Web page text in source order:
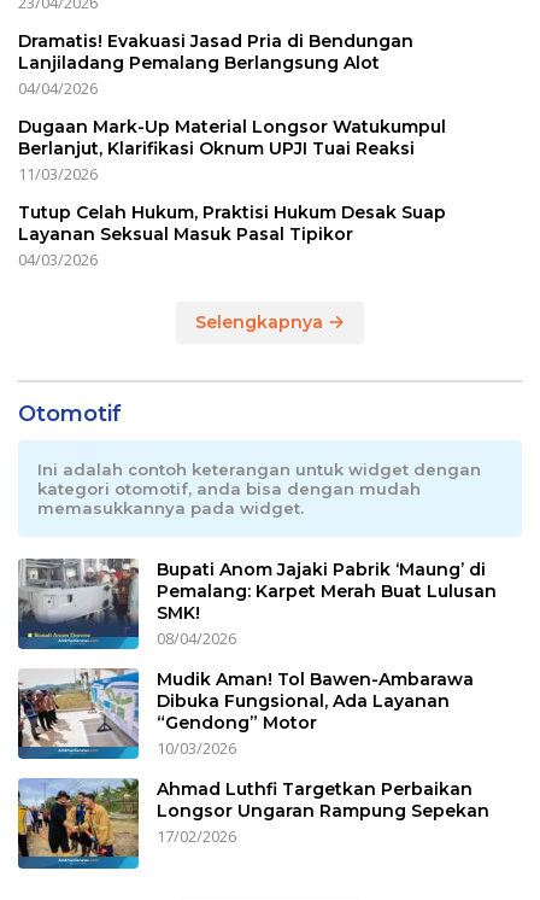
Dramatis! Evakuasi Jasad Pria di Bendungan
Lanjiladang Pemalang Berlangsung Alot
04/04/2026
Dugaan Mark-Up Material Longsor Watukumpul
Berlanjut, Klarifikasi Oknum UPJI Tuai Reaksi
11/03/2026
Tutup Celah Hukum, Praktisi Hukum Desak Suap
Layanan Seksual Masuk Pasal Tipikor
04/03/2026
Selengkapnya
Otomotif
Ini adalah contoh keterangan untuk widget dengan
kategori otomotif, anda bisa dengan mudah
memasukkannya pada widget.
Bupati Anom Jajaki Pabrik ‘Maung’ di
Pemalang: Karpet Merah Buat Lulusan
SMK!
08/04/2026
Mudik Aman! Tol Bawen-Ambarawa
Dibuka Fungsional, Ada Layanan
“Gendong” Motor
10/03/2026
Ahmad Luthfi Targetkan Perbaikan
Longsor Ungaran Rampung Sepekan
17/02/2026